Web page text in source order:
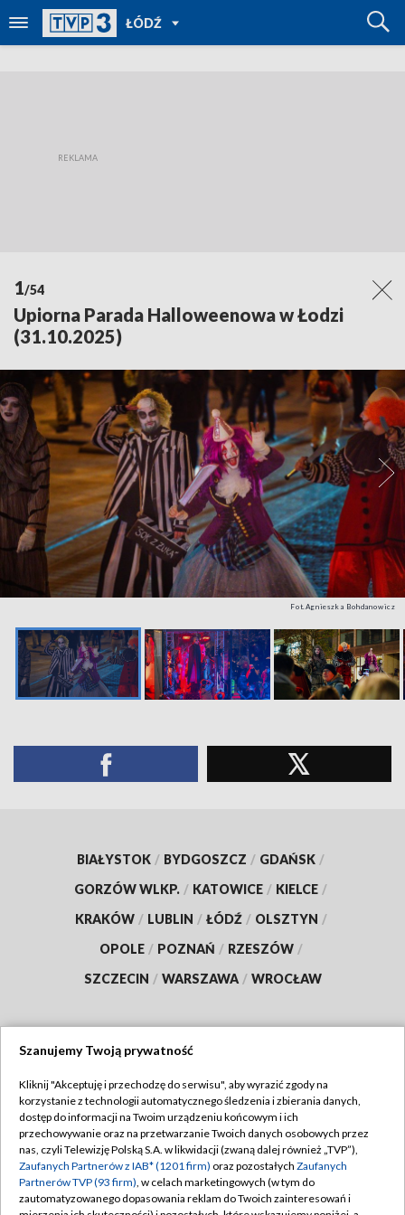
ŁÓDŹ
POWRÓT
DO
REGIONY
1/54
Upiorna Parada Halloweenowa w Łodzi
(31.10.2025)
Fot.Agnieszka Bohdanowicz
BIAŁYSTOK / BYDGOSZCZ / GDAŃSK /
GORZÓW WLKP. / KATOWICE / KIELCE /
KRAKÓW / LUBLIN / ŁÓDŹ / OLSZTYN /
OPOLE / POZNAŃ / RZESZÓW /
SZCZECIN / WARSZAWA / WROCŁAW
TVP
Abonament TVP
Emisja w TVP
Centrum informacji TVP
Regulamin TVP
Polityka prywatności
Moje zgody
Szanujemy Twoją prywatność
Kliknij "Akceptuję i przechodzę do serwisu", aby wyrazić zgody na
korzystanie z technologii automatycznego śledzenia i zbierania danych,
dostęp do informacji na Twoim urządzeniu końcowym i ich
przechowywanie oraz na przetwarzanie Twoich danych osobowych przez
nas, czyli Telewizję Polską S.A. w likwidacji (zwaną dalej również „TVP”),
Zaufanych Partnerów z IAB* (1201 firm) oraz pozostałych Zaufanych
Partnerów TVP (93 firm), w celach marketingowych (w tym do
zautomatyzowanego dopasowania reklam do Twoich zainteresowań i